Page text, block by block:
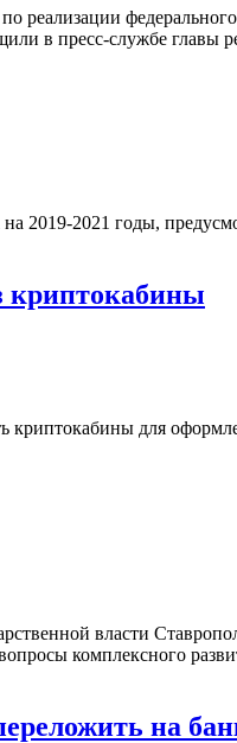
реализации
в пресс-службе главы
2019-2021 годы,
криптокабины
для
власти
комплексного
на